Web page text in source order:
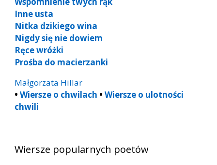
Inne usta
Nitka dzikiego wina
Nigdy się nie dowiem
Ręce wróżki
Prośba do macierzanki
Małgorzata Hillar
• Wiersze o chwilach • Wiersze o ulotności
chwili
Wiersze popularnych poetów